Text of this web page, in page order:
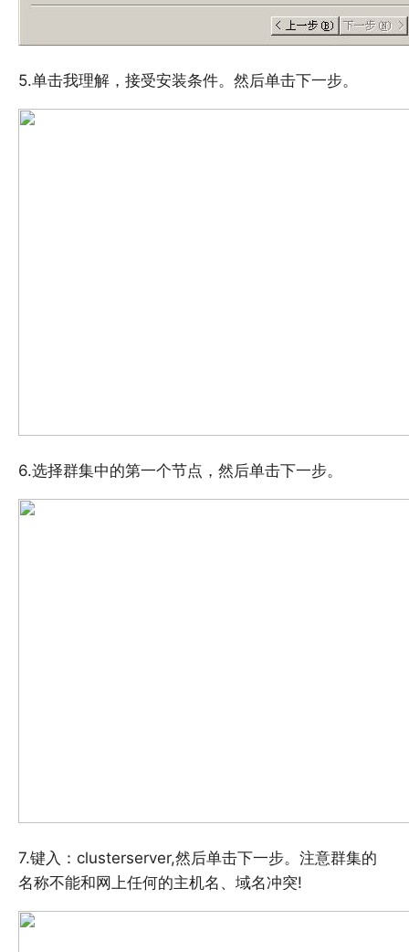
5.单击我理解，接受安装条件。然后单击下一步。
6.选择群集中的第一个节点，然后单击下一步。
7.键入：clusterserver,然后单击下一步。注意群集的
名称不能和网上任何的主机名、域名冲突!